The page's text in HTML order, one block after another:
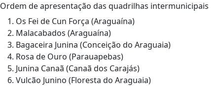
Ordem de apresentação das quadrilhas intermunicipais
Os Fei de Cun Força (Araguaína)
Malacabados (Araguaína)
Bagaceira Junina (Conceição do Araguaia)
Rosa de Ouro (Parauapebas)
Junina Canaã (Canaã dos Carajás)
Vulcão Junino (Floresta do Araguaia)